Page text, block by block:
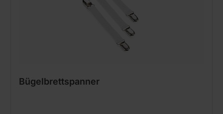
Bügelbrettspanner